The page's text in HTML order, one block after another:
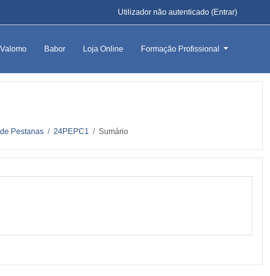
Utilizador não autenticado (Entrar)
Babor Loja Online Formação Profissional
Pestanas 24PEPC1 Sumário